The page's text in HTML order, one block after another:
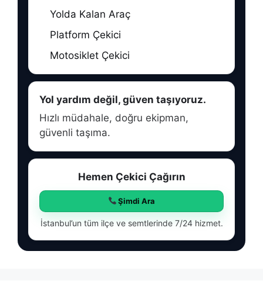
Yolda Kalan Araç
Platform Çekici
Motosiklet Çekici
Yol yardım değil, güven taşıyoruz.
Hızlı müdahale, doğru ekipman,
güvenli taşıma.
Hemen Çekici Çağırın
Şimdi Ara
İstanbul’un tüm ilçe ve semtlerinde 7/24 hizmet.